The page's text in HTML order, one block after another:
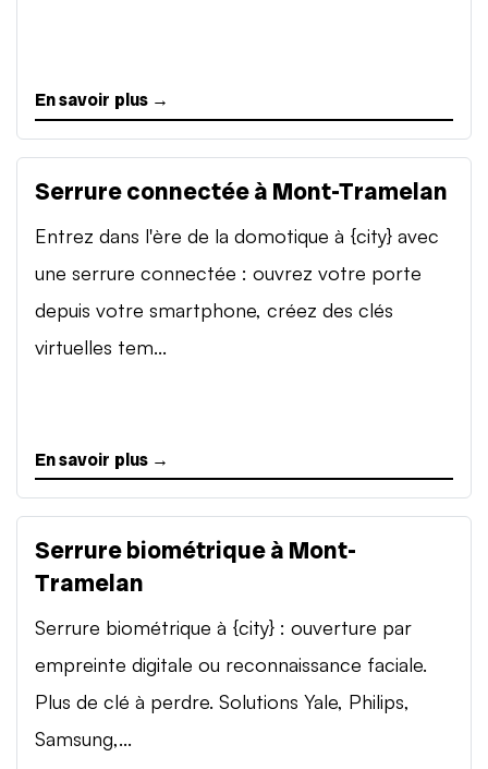
En savoir plus →
Serrure connectée à Mont-Tramelan
Entrez dans l'ère de la domotique à {city} avec
une serrure connectée : ouvrez votre porte
depuis votre smartphone, créez des clés
virtuelles tem...
En savoir plus →
Serrure biométrique à Mont-
Tramelan
Serrure biométrique à {city} : ouverture par
empreinte digitale ou reconnaissance faciale.
Plus de clé à perdre. Solutions Yale, Philips,
Samsung,...